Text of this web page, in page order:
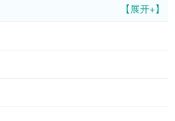
【展开+】